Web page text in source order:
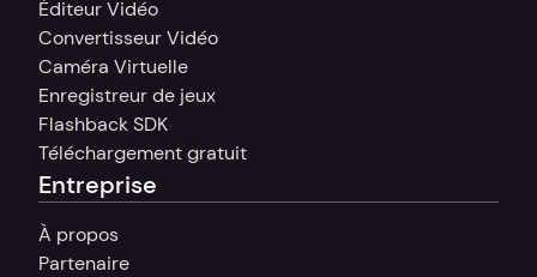
Éditeur Vidéo
Convertisseur Vidéo
Caméra Virtuelle
Enregistreur de jeux
Flashback SDK
Téléchargement gratuit
Entreprise
À propos
Partenaire